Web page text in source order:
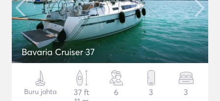
Bavaria Cruiser 37
Buru jahta
37 ft
6 3 3